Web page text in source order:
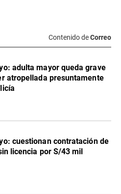
Contenido deCorreo
adulta mayor queda grave
atropellada presuntamente
cuestionan contratación de
licencia por S/43 mil